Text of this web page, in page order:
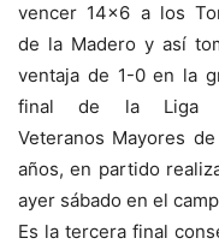
vencer 14×6 a los
de la Madero y así
ventaja de 1-0 en la
final de la Liga
Veteranos Mayores
años, en partido
ayer sábado en el
Es la tercera final